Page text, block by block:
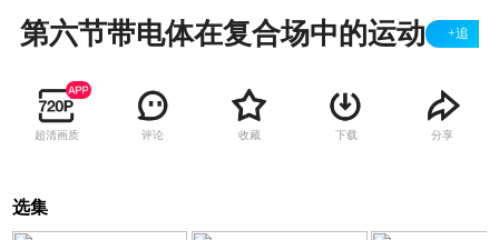
第六节带电体在复合场中的运动 +追
超清画质 评论 收藏 下载 分享
选集